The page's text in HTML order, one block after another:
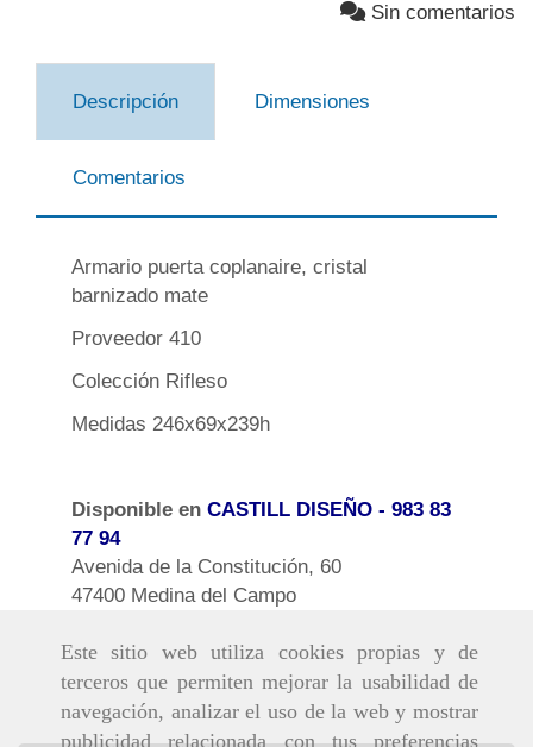
Este sitio web utiliza cookies propias y de
terceros que permiten mejorar la usabilidad de
navegación, analizar el uso de la web y mostrar
publicidad relacionada con tus preferencias
Sin comentarios
Descripción Dimensiones
Comentarios
Armario puerta coplanaire, cristal
barnizado mate
Proveedor 410
Colección Rifleso
Medidas 246x69x239h
Disponible en CASTILL DISEÑO - 983 83
77 94
Avenida de la Constitución, 60
47400 Medina del Campo